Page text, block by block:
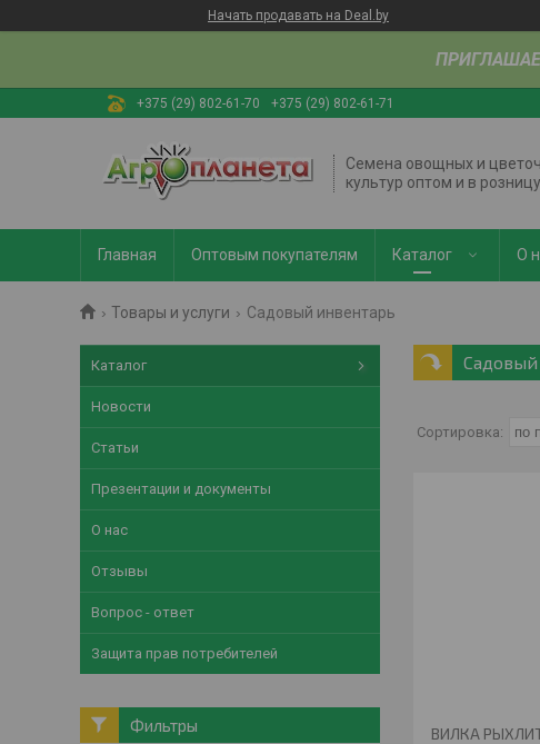
Начать продавать на Deal.by
+375 (29) 802-61-70 +375 (29) 802-61-71
Семена овощных и
культур оптом и в розницу
Главная Оптовым покупателям Каталог О
Товары и услуги Садовый инвентарь
Садовый
ВИЛКА
Каталог
Новости
Статьи
Презентации и документы
О нас
Отзывы
Вопрос - ответ
Защита прав потребителей
Фильтры